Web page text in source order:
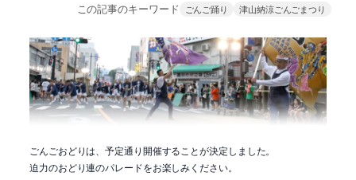
この記事のキーワード ごんご踊り 津山納涼ごんごまつり
ごんごおどりは、予定通り開催することが決定しました。
迫力のおどり連のパレードをお楽しみください。